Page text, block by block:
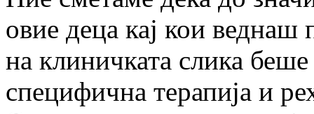
овие деца кај кои веднаш
на клиничката слика беше
специфична терапија и